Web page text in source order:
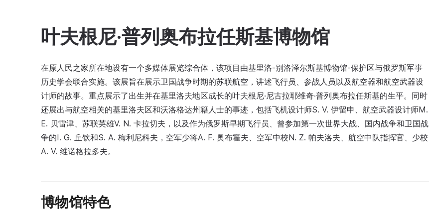
叶夫根尼·普列奥布拉任斯基博物馆
在原人民之家所在地设有一个多媒体展览综合体，该项目由基里洛-别洛泽尔斯基博物馆-保护区与俄罗斯军事
历史学会联合实施。该展旨在展示卫国战争时期的苏联航空，讲述飞行员、参战人员以及航空器和航空武器设
计师的故事。重点展示了出生并在基里洛夫地区成长的叶夫根尼·尼古拉耶维奇·普列奥布拉任斯基的生平。同时
还展出与航空相关的基里洛夫区和沃洛格达州籍人士的事迹，包括飞机设计师S. V. 伊留申、航空武器设计师M.
E. 贝雷津、苏联英雄V. N. 卡拉切夫，以及作为俄罗斯早期飞行员、曾参加第一次世界大战、国内战争和卫国战
争的I. G. 丘钦和S. A. 梅利尼科夫，空军少将A. F. 奥布霍夫、空军中校N. Z. 帕夫洛夫、航空中队指挥官、少校
A. V. 维诺格拉多夫。
博物馆特色